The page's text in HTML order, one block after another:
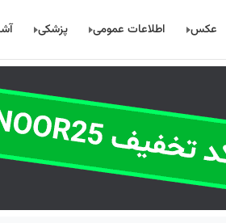
عکس اطلاعات عمومی پزشکی